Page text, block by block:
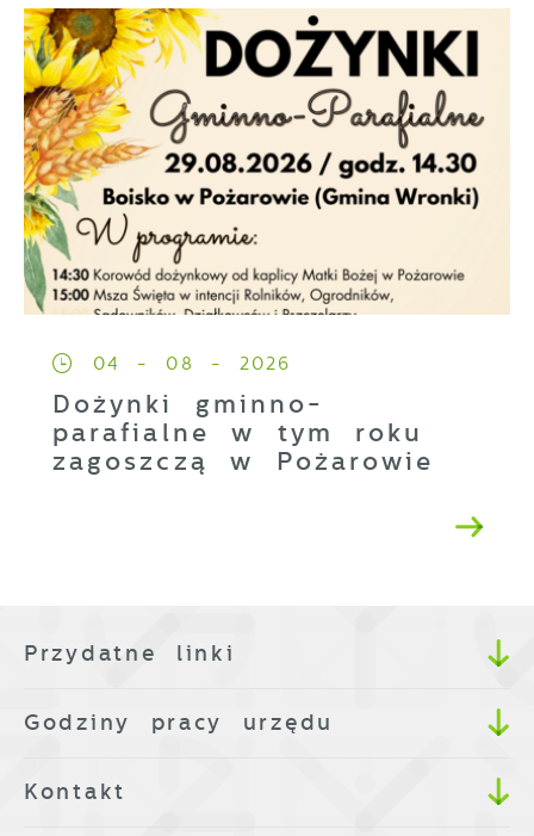
04 - 08 - 2026
Dożynki gminno-
parafialne w tym roku
zagoszczą w Pożarowie
Przydatne linki
Godziny pracy urzędu
Kontakt